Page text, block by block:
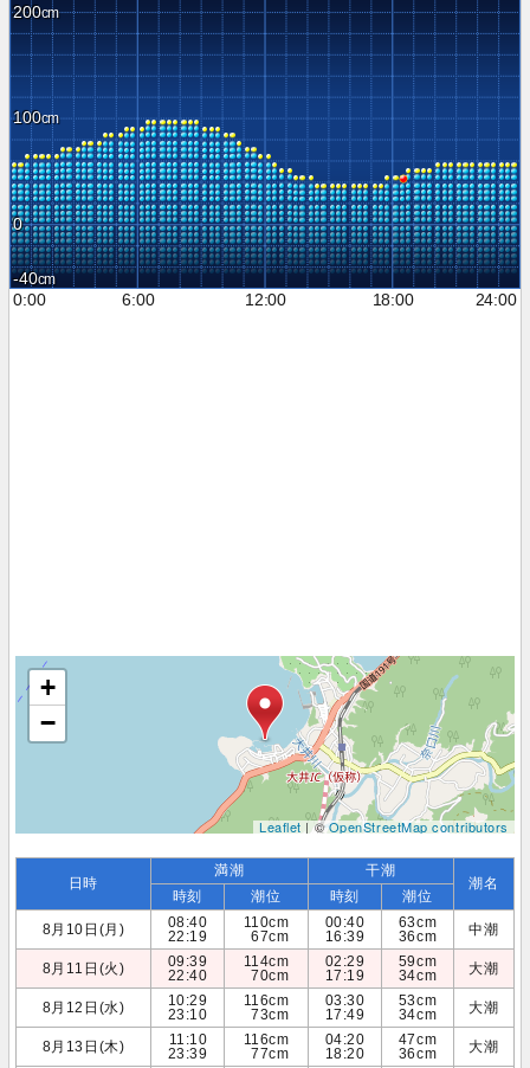
200
100
0
-40
0:00
6:00 12:00 18:00 24:00
+
−
Leaflet| ©OpenStreetMap contributors
日時
満潮 干潮
潮名
時刻 潮位 時刻
潮位
8月10日(月)
08:40
22:19
110cm
67cm
00:40
16:39
63cm
36cm
中潮
8月11日(火)
09:39
22:40
114cm
70cm
02:29
17:19
59cm
34cm
大潮
8月12日(水)
10:29
23:10
116cm
73cm
03:30
17:49
53cm
34cm
大潮
8月13日(木)
11:10
23:39
116cm
77cm
04:20
18:20
47cm
36cm
大潮